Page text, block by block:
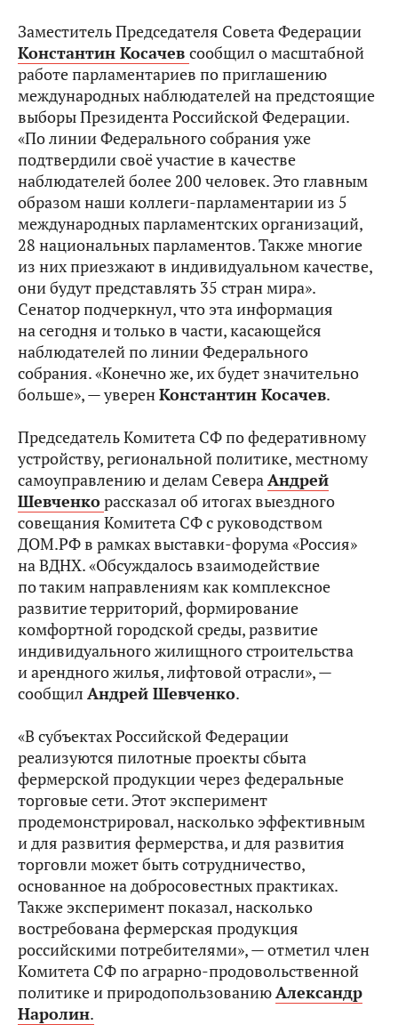
Заместитель Председателя Совета Федерации
Константин Косачев сообщил о масштабной
работе парламентариев по приглашению
международных наблюдателей на предстоящие
выборы Президента Российской Федерации.
«По линии Федерального собрания уже
подтвердили своё участие в качестве
наблюдателей более 200 человек. Это главным
образом наши коллеги-парламентарии из 5
международных парламентских организаций,
28 национальных парламентов. Также многие
из них приезжают в индивидуальном качестве,
они будут представлять 35 стран мира».
Сенатор подчеркнул, что эта информация
на сегодня и только в части, касающейся
наблюдателей по линии Федерального
собрания. «Конечно же, их будет значительно
больше», — уверенКонстантин Косачев.
Председатель Комитета СФ по федеративному
устройству, региональной политике, местному
самоуправлению и делам СевераАндрей
Шевченкорассказал об итогах выездного
совещания Комитета СФ с руководством
ДОМ.РФ в рамках выставки-форума «Россия»
на ВДНХ. «Обсуждалось взаимодействие
по таким направлениям как комплексное
развитие территорий, формирование
комфортной городской среды, развитие
индивидуального жилищного строительства
и арендного жилья, лифтовой отрасли», —
сообщил Андрей Шевченко.
«В субъектах Российской Федерации
реализуются пилотные проекты сбыта
фермерской продукции через федеральные
торговые сети. Этот эксперимент
продемонстрировал, насколько эффективным
и для развития фермерства, и для развития
торговли может быть сотрудничество,
основанное на добросовестных практиках.
Также эксперимент показал, насколько
востребована фермерская продукция
российскими потребителями», — отметил член
Комитета СФ по аграрно-продовольственной
политике и природопользованиюАлександр
Наролин.